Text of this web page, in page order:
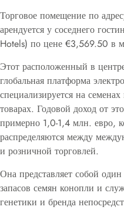
Торговое помещение по
арендуется у соседнего
Hotels) по цене €3,569.50 в
Этот расположенный в
глобальная платформа
специализируется на
товарах. Годовой доход от
примерно 1,0-1,4 млн. евро,
распределяются между
и розничной торговлей.
Она представляет собой
запасов семян конопли и
генетики и бренда